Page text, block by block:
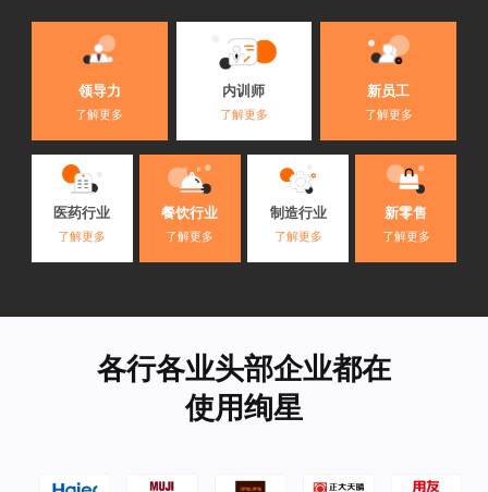
领导力
了解更多
内训师
了解更多
新员工
了解更多
医药行业
了解更多
餐饮行业
了解更多
制造行业
了解更多
新零售
了解更多
各行各业头部企业都在
使用绚星